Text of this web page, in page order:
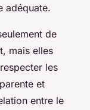
adéquate.
de
mais elles
les
et
entre le